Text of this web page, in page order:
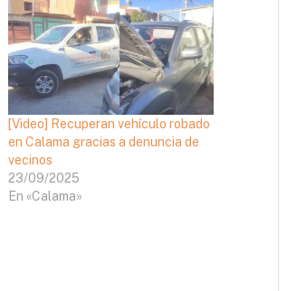
[Video] Recuperan vehículo robado
en Calama gracias a denuncia de
vecinos
23/09/2025
En «Calama»